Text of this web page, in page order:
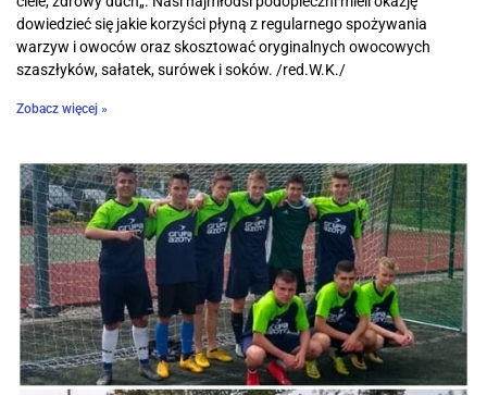
dowiedzieć się jakie korzyści płyną z regularnego spożywania
warzyw i owoców oraz skosztować oryginalnych owocowych
szaszłyków, sałatek, surówek i soków. /red.W.K./
Zobacz więcej »